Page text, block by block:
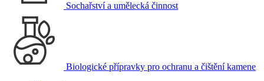
Sochařství a umělecká činnost
Biologické přípravky pro ochranu a čištění kamene